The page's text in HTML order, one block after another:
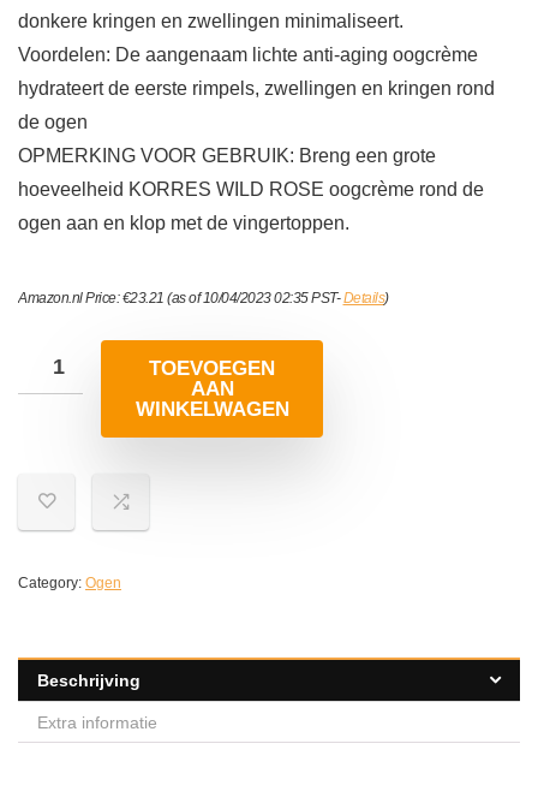
donkere kringen en zwellingen minimaliseert.
Voordelen: De aangenaam lichte anti-aging oogcrème
hydrateert de eerste rimpels, zwellingen en kringen rond
de ogen
OPMERKING VOOR GEBRUIK: Breng een grote
hoeveelheid KORRES WILD ROSE oogcrème rond de
ogen aan en klop met de vingertoppen.
Amazon.nl Price:€23.21 (as of 10/04/2023 02:35 PST-Details)
TOEVOEGEN
AAN
WINKELWAGEN
Category: Ogen
Beschrijving
Extra informatie